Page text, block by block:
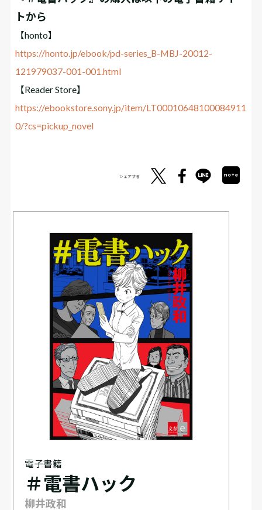
トから
【honto】
https://honto.jp/ebook/pd-series_B-MBJ-20012-
121979037-001-001.html
【Reader Store】
https://ebookstore.sony.jp/item/LT00010648100084911
0/?cs=pickup_novel
シェアする
電子書籍
＃電書ハック
柳井政和